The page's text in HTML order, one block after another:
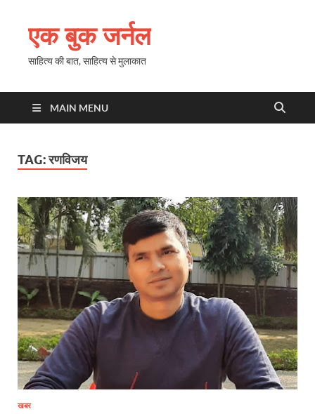
एक बुक जर्नल
साहित्य की बात, साहित्य से मुलाकात
MAIN MENU
TAG:रणविजय
खबर